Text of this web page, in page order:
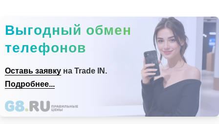
Выгодный обмен
телефонов
Оставь заявку на Trade IN.
Подробнее...